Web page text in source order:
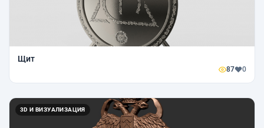
Щит
87 0
3D И ВИЗУАЛИЗАЦИЯ